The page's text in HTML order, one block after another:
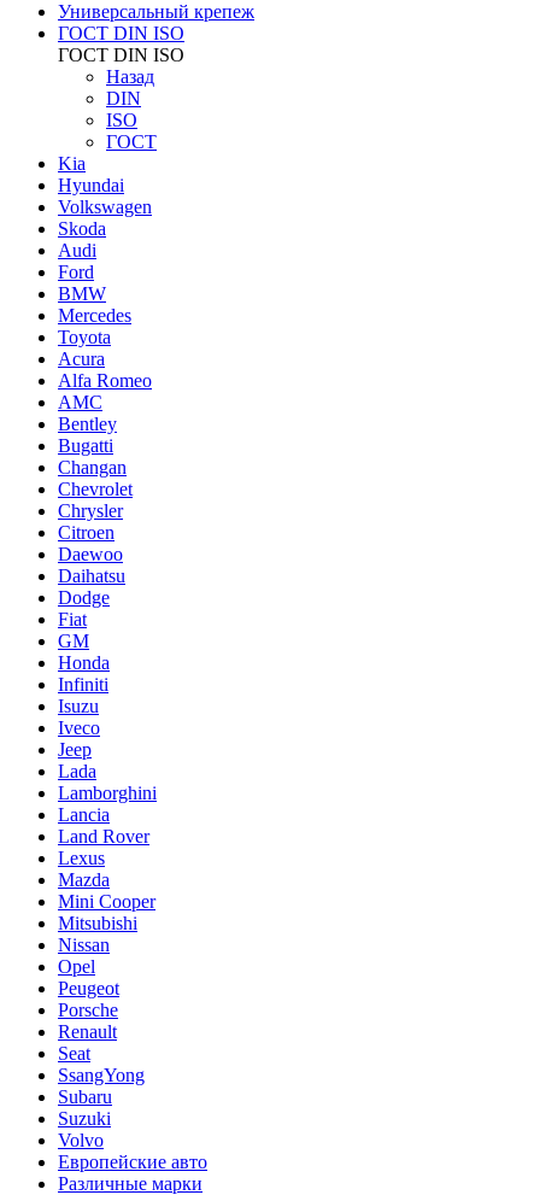
Универсальный крепеж
ГОСТ DIN ISO
ГОСТ DIN ISO
Назад
DIN
ISO
ГОСТ
Kia
Hyundai
Volkswagen
Skoda
Audi
Ford
BMW
Mercedes
Toyota
Acura
Alfa Romeo
AMC
Bentley
Bugatti
Changan
Chevrolet
Chrysler
Citroen
Daewoo
Daihatsu
Dodge
Fiat
GM
Honda
Infiniti
Isuzu
Iveco
Jeep
Lada
Lamborghini
Lancia
Land Rover
Lexus
Mazda
Mini Cooper
Mitsubishi
Nissan
Opel
Peugeot
Porsche
Renault
Seat
SsangYong
Subaru
Suzuki
Volvo
Европейские авто
Различные марки